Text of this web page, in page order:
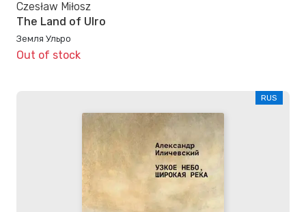
Czesław Miłosz
The Land of Ulro
Земля Ульро
Out of stock
RUS